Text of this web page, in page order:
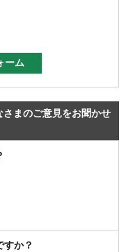
まのご意見をお聞かせ
すか？